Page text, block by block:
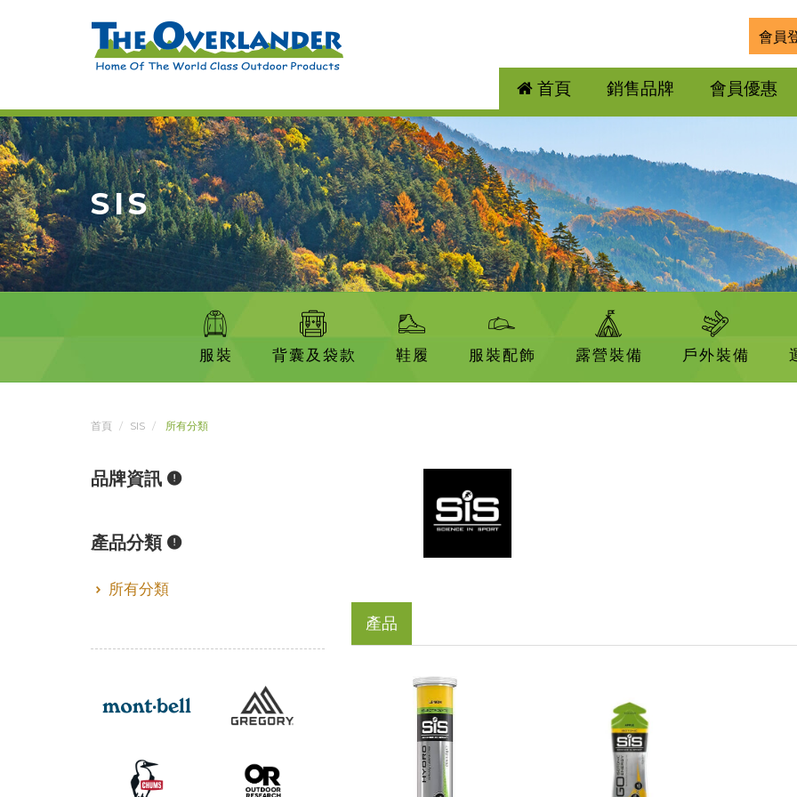
會員
首頁 銷售品牌 會員優惠
SIS
服裝 背囊及袋款 鞋履 服裝配飾 露營裝備 戶外裝備
首頁 SIS 所有分類
產品
品牌資訊
產品分類
所有分類